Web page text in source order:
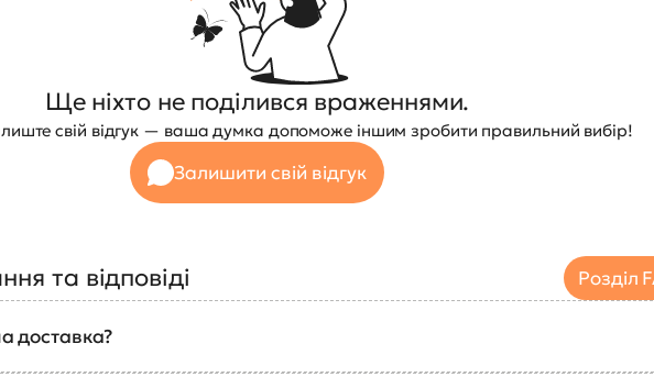
Ще ніхто не поділився враженнями.
свій відгук — ваша думка допоможе іншим зробити правильний вибір!
Залишити свій відгук
та відповіді Розділ
доставка?